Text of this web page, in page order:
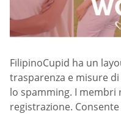
FilipinoCupid ha un
trasparenza e misure
lo spamming. I membri
registrazione.